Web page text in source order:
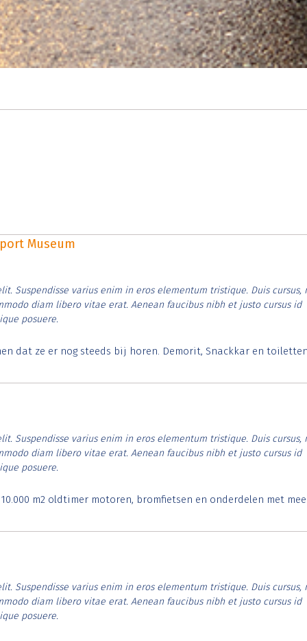
Museum
Suspendisse varius enim in eros elementum tristique. Duis cursus,
diam libero vitae erat. Aenean faucibus nibh et justo cursus id
posuere.
dat ze er nog steeds bij horen. Demorit, Snackkar en
Suspendisse varius enim in eros elementum tristique. Duis cursus,
diam libero vitae erat. Aenean faucibus nibh et justo cursus id
posuere.
m2 oldtimer motoren, bromfietsen en onderdelen met
Suspendisse varius enim in eros elementum tristique. Duis cursus,
diam libero vitae erat. Aenean faucibus nibh et justo cursus id
posuere.